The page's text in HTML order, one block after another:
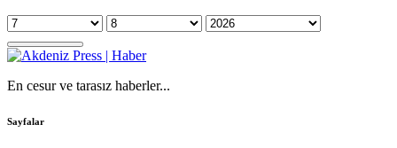
En cesur ve tarasız haberler...
Sayfalar